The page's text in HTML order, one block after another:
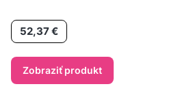
Cena52,37 €
Zobraziť produkt